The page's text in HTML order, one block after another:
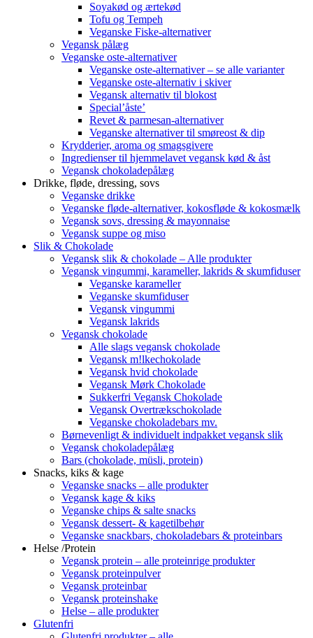
Soyakød og ærtekød
Tofu og Tempeh
Veganske Fiske-alternativer
Vegansk pålæg
Veganske oste-alternativer
Veganske oste-alternativer – se alle varianter
Veganske oste-alternativ i skiver
Vegansk alternativ til blokost
Special’åste’
Revet & parmesan-alternativer
Veganske alternativer til smøreost & dip
Krydderier, aroma og smagsgivere
Ingredienser til hjemmelavet vegansk kød & åst
Vegansk chokoladepålæg
Drikke, fløde, dressing, sovs
Veganske drikke
Veganske fløde-alternativer, kokosfløde & kokosmælk
Vegansk sovs, dressing & mayonnaise
Vegansk suppe og miso
Slik & Chokolade
Vegansk slik & chokolade – Alle produkter
Vegansk vingummi, karameller, lakrids & skumfiduser
Veganske karameller
Veganske skumfiduser
Vegansk vingummi
Vegansk lakrids
Vegansk chokolade
Alle slags vegansk chokolade
Vegansk m!lkechokolade
Vegansk hvid chokolade
Vegansk Mørk Chokolade
Sukkerfri Vegansk Chokolade
Vegansk Overtrækschokolade
Veganske chokoladebars mv.
Børnevenligt & individuelt indpakket vegansk slik
Vegansk chokoladepålæg
Bars (chokolade, müsli, protein)
Snacks, kiks & kage
Veganske snacks – alle produkter
Vegansk kage & kiks
Veganske chips & salte snacks
Vegansk dessert- & kagetilbehør
Veganske snackbars, chokoladebars & proteinbars
Helse /Protein
Vegansk protein – alle proteinrige produkter
Vegansk proteinpulver
Vegansk proteinbar
Vegansk proteinshake
Helse – alle produkter
Glutenfri